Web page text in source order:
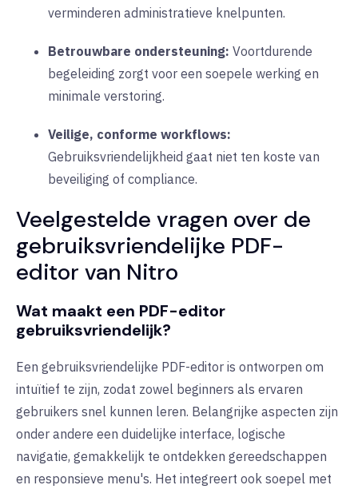
verminderen administratieve knelpunten.
Betrouwbare ondersteuning: Voortdurende
begeleiding zorgt voor een soepele werking en
minimale verstoring.
Veilige, conforme workflows:
Gebruiksvriendelijkheid gaat niet ten koste van
beveiliging of compliance.
Veelgestelde vragen over de
gebruiksvriendelijke PDF-
editor van Nitro
Wat maakt een PDF-editor
gebruiksvriendelijk?
Een gebruiksvriendelijke PDF-editor is ontworpen om
intuïtief te zijn, zodat zowel beginners als ervaren
gebruikers snel kunnen leren. Belangrijke aspecten zijn
onder andere een duidelijke interface, logische
navigatie, gemakkelijk te ontdekken gereedschappen
en responsieve menu's. Het integreert ook soepel met